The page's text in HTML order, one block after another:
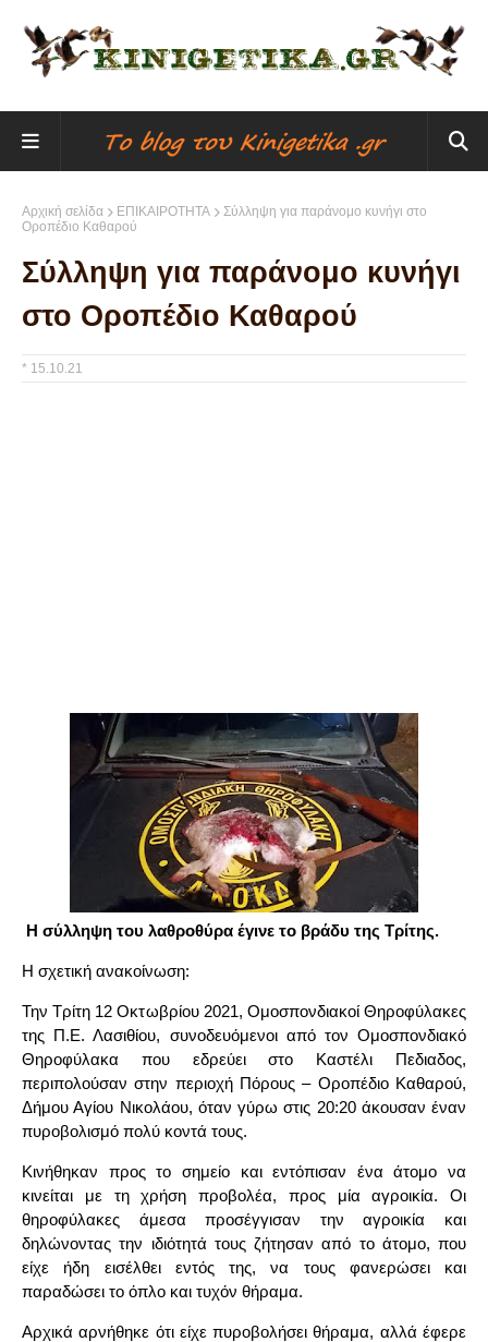
Αρχική σελίδα ΕΠΙΚΑΙΡΟΤΗΤΑ
Σύλληψη για παράνομο κυνήγι στο
Οροπέδιο Καθαρού
Σύλληψη για παράνομο κυνήγι
στο Οροπέδιο Καθαρού
* 15.10.21
Η σύλληψη του λαθροθύρα έγινε το βράδυ της Τρίτης.
Η σχετική ανακοίνωση:
Την Τρίτη 12 Οκτωβρίου 2021, Ομοσπονδιακοί Θηροφύλακες
της Π.Ε. Λασιθίου, συνοδευόμενοι από τον Ομοσπονδιακό
Θηροφύλακα που εδρεύει στο Καστέλι Πεδιαδος,
περιπολούσαν στην περιοχή Πόρους – Οροπέδιο Καθαρού,
Δήμου Αγίου Νικολάου, όταν γύρω στις 20:20 άκουσαν έναν
πυροβολισμό πολύ κοντά τους.
Κινήθηκαν προς το σημείο και εντόπισαν ένα άτομο να
κινείται με τη χρήση προβολέα, προς μία αγροικία. Οι
θηροφύλακες άμεσα προσέγγισαν την αγροικία και
δηλώνοντας την ιδιότητά τους ζήτησαν από το άτομο, που
είχε ήδη εισέλθει εντός της, να τους φανερώσει και
παραδώσει το όπλο και τυχόν θήραμα.
Αρχικά αρνήθηκε ότι είχε πυροβολήσει θήραμα, αλλά έφερε